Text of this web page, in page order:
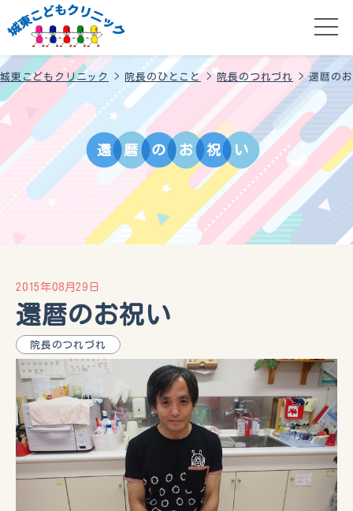
城東こどもクリニック > 院長のひとこと>院長のつれづれ >還暦の
還 暦 の お 祝 い
2015年08月29日
還暦のお祝い
院長のつれづれ